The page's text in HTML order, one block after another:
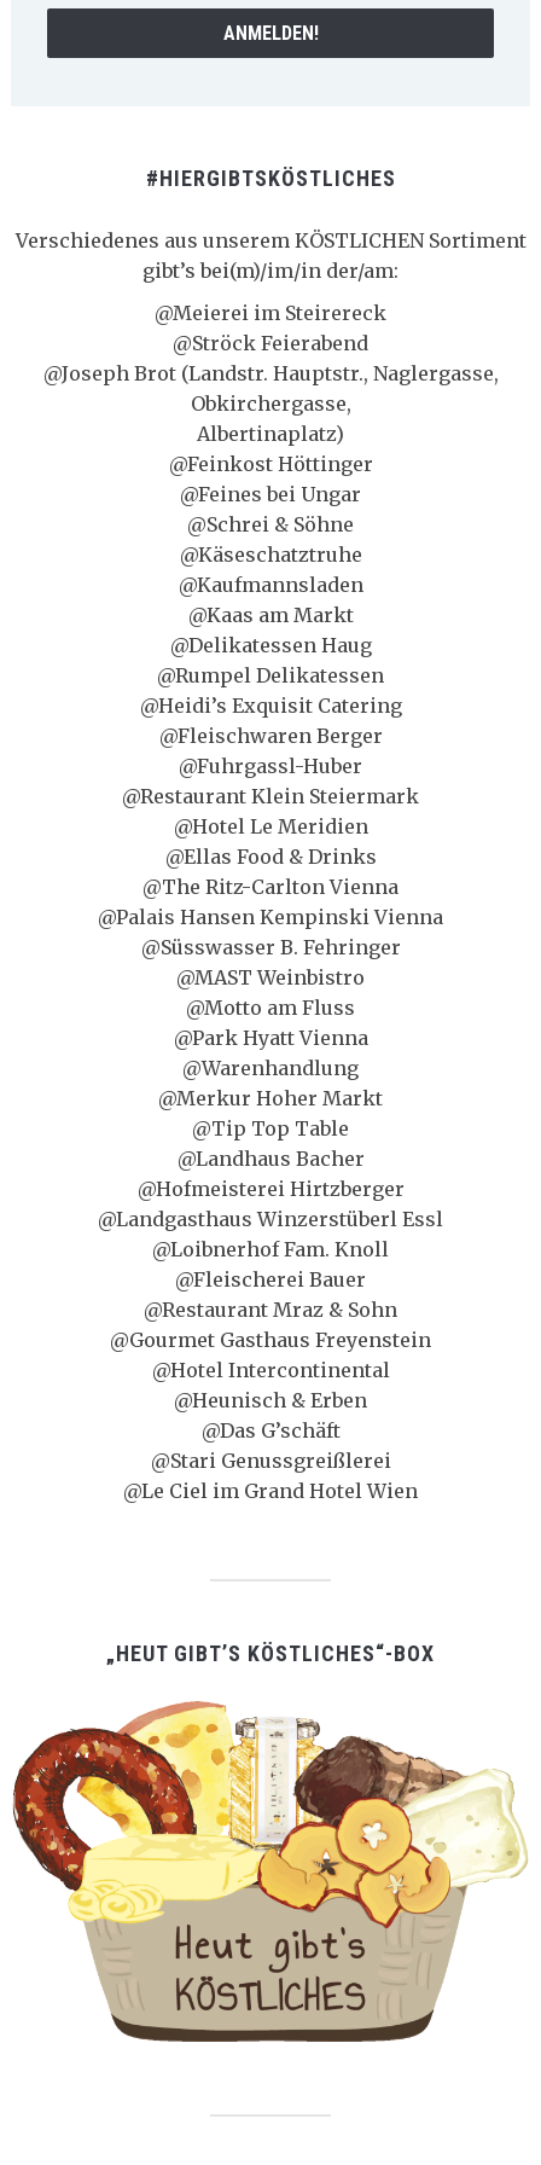
#HIERGIBTSKÖSTLICHES
Verschiedenes aus unserem KÖSTLICHEN Sortiment
gibt’s bei(m)/im/in der/am:
@Meierei im Steirereck
@Ströck Feierabend
@Joseph Brot (Landstr. Hauptstr., Naglergasse,
Obkirchergasse,
Albertinaplatz)
@Feinkost Höttinger
@Feines bei Ungar
@Schrei & Söhne
@Käseschatztruhe
@Kaufmannsladen
@Kaas am Markt
@Delikatessen Haug
@Rumpel Delikatessen
@Heidi’s Exquisit Catering
@Fleischwaren Berger
@Fuhrgassl-Huber
@Restaurant Klein Steiermark
@Hotel Le Meridien
@Ellas Food & Drinks
@The Ritz-Carlton Vienna
@Palais Hansen Kempinski Vienna
@Süsswasser B. Fehringer
@MAST Weinbistro
@Motto am Fluss
@Park Hyatt Vienna
@Warenhandlung
@Merkur Hoher Markt
@Tip Top Table
@Landhaus Bacher
@Hofmeisterei Hirtzberger
@Landgasthaus Winzerstüberl Essl
@Loibnerhof Fam. Knoll
@Fleischerei Bauer
@Restaurant Mraz & Sohn
@Gourmet Gasthaus Freyenstein
@Hotel Intercontinental
@Heunisch & Erben
@Das G’schäft
@Stari Genussgreißlerei
@Le Ciel im Grand Hotel Wien
„HEUT GIBT’S KÖSTLICHES“-BOX